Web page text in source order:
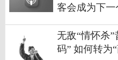
客会成为下一
无敌“情怀杀”
码” 如何转为